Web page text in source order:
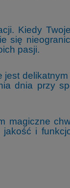
Kiedy
się
pasji.
delikatnym
dnia przy
magiczne
i